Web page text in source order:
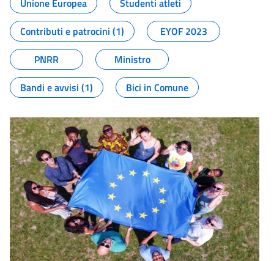
Unione Europea
Studenti atleti
Contributi e patrocini (1)
EYOF 2023
PNRR
Ministro
Bandi e avvisi (1)
Bici in Comune